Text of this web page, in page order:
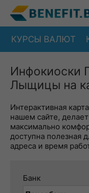
КУРСЫ ВАЛЮТ
Инфокиоски
Лыщицы на
Интерактивная
нашем сайте,
максимально
доступна полезная
адреса и время
Банк